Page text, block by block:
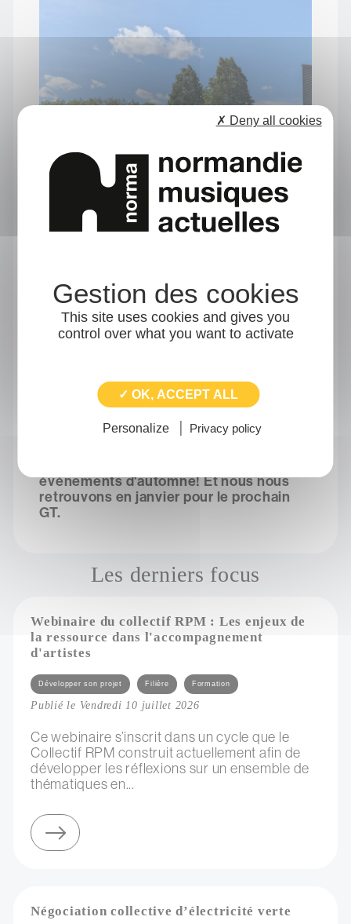
échanges !
Et encore bienvenue aux festivals qui
rejoignaient pour la première fois ce groupe
événements d'automne! Et nous nous
retrouvons en janvier pour le prochain
GT.
Les derniers focus
Webinaire du collectif RPM : Les enjeux de
la ressource dans l'accompagnement
d'artistes
Catégories
Développer son projet Filière Formation
Publié le Vendredi 10 juillet 2026
Ce webinaire s’inscrit dans un cycle que le
Collectif RPM construit actuellement afin de
développer les réflexions sur un ensemble de
thématiques en...
Négociation collective d’électricité verte
This site uses cookies and gives you
control over what you want to activate
✓ OK, ACCEPT ALL
✗ Deny all cookies
Personalize Privacy policy